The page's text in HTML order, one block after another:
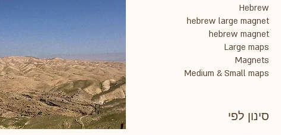
Hebrew
hebrew large magnet
hebrew magnet
Large maps
Magnets
Medium & Small maps
סינון לפי